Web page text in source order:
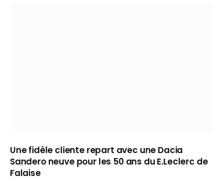
Une fidèle cliente repart avec une Dacia
Sandero neuve pour les 50 ans du E.Leclerc de
Falaise